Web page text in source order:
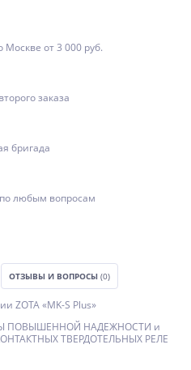
Москве от 3 000 руб.
заказа
бригада
любым вопросам
ОТЗЫВЫ И ВОПРОСЫ (0)
ZOTA «MK-S Plus»
ПОВЫШЕННОЙ НАДЕЖНОСТИ и
ТВЕРДОТЕЛЬНЫХ РЕЛЕ